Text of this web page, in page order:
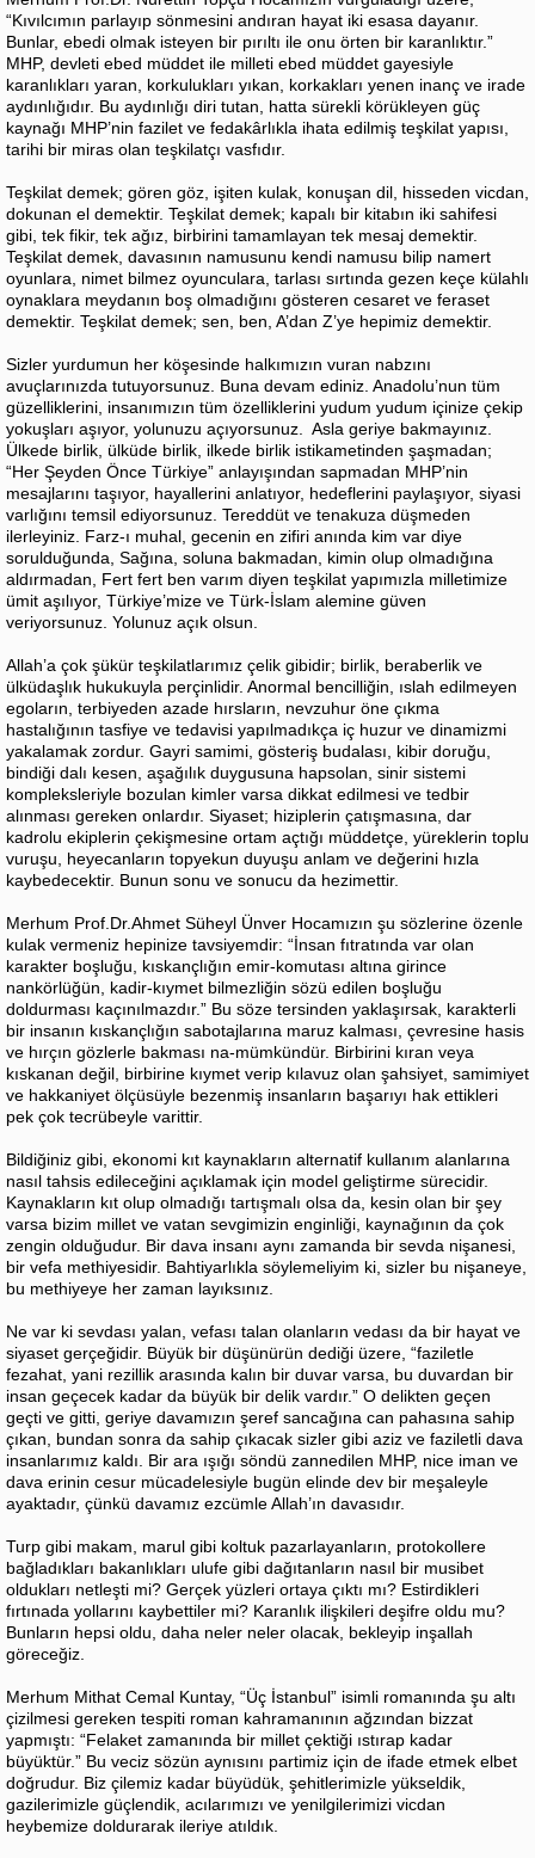
“Kıvılcımın parlayıp sönmesini andıran hayat iki esasa dayanır.
Bunlar, ebedi olmak isteyen bir pırıltı ile onu örten bir karanlıktır.”
MHP, devleti ebed müddet ile milleti ebed müddet gayesiyle
karanlıkları yaran, korkulukları yıkan, korkakları yenen inanç ve irade
aydınlığıdır. Bu aydınlığı diri tutan, hatta sürekli körükleyen güç
kaynağı MHP’nin fazilet ve fedakârlıkla ihata edilmiş teşkilat yapısı,
tarihi bir miras olan teşkilatçı vasfıdır.
Teşkilat demek; gören göz, işiten kulak, konuşan dil, hisseden vicdan,
dokunan el demektir. Teşkilat demek; kapalı bir kitabın iki sahifesi
gibi, tek fikir, tek ağız, birbirini tamamlayan tek mesaj demektir.
Teşkilat demek, davasının namusunu kendi namusu bilip namert
oyunlara, nimet bilmez oyunculara, tarlası sırtında gezen keçe külahlı
oynaklara meydanın boş olmadığını gösteren cesaret ve feraset
demektir. Teşkilat demek; sen, ben, A’dan Z’ye hepimiz demektir.
Sizler yurdumun her köşesinde halkımızın vuran nabzını
avuçlarınızda tutuyorsunuz. Buna devam ediniz. Anadolu’nun tüm
güzelliklerini, insanımızın tüm özelliklerini yudum yudum içinize çekip
yokuşları aşıyor, yolunuzu açıyorsunuz. Asla geriye bakmayınız.
Ülkede birlik, ülküde birlik, ilkede birlik istikametinden şaşmadan;
“Her Şeyden Önce Türkiye” anlayışından sapmadan MHP’nin
mesajlarını taşıyor, hayallerini anlatıyor, hedeflerini paylaşıyor, siyasi
varlığını temsil ediyorsunuz. Tereddüt ve tenakuza düşmeden
ilerleyiniz. Farz-ı muhal, gecenin en zifiri anında kim var diye
sorulduğunda, Sağına, soluna bakmadan, kimin olup olmadığına
aldırmadan, Fert fert ben varım diyen teşkilat yapımızla milletimize
ümit aşılıyor, Türkiye’mize ve Türk-İslam alemine güven
veriyorsunuz. Yolunuz açık olsun.
Allah’a çok şükür teşkilatlarımız çelik gibidir; birlik, beraberlik ve
ülküdaşlık hukukuyla perçinlidir. Anormal bencilliğin, ıslah edilmeyen
egoların, terbiyeden azade hırsların, nevzuhur öne çıkma
hastalığının tasfiye ve tedavisi yapılmadıkça iç huzur ve dinamizmi
yakalamak zordur. Gayri samimi, gösteriş budalası, kibir doruğu,
bindiği dalı kesen, aşağılık duygusuna hapsolan, sinir sistemi
kompleksleriyle bozulan kimler varsa dikkat edilmesi ve tedbir
alınması gereken onlardır. Siyaset; hiziplerin çatışmasına, dar
kadrolu ekiplerin çekişmesine ortam açtığı müddetçe, yüreklerin toplu
vuruşu, heyecanların topyekun duyuşu anlam ve değerini hızla
kaybedecektir. Bunun sonu ve sonucu da hezimettir.
Merhum Prof.Dr.Ahmet Süheyl Ünver Hocamızın şu sözlerine özenle
kulak vermeniz hepinize tavsiyemdir: “İnsan fıtratında var olan
karakter boşluğu, kıskançlığın emir-komutası altına girince
nankörlüğün, kadir-kıymet bilmezliğin sözü edilen boşluğu
doldurması kaçınılmazdır.” Bu söze tersinden yaklaşırsak, karakterli
bir insanın kıskançlığın sabotajlarına maruz kalması, çevresine hasis
ve hırçın gözlerle bakması na-mümkündür. Birbirini kıran veya
kıskanan değil, birbirine kıymet verip kılavuz olan şahsiyet, samimiyet
ve hakkaniyet ölçüsüyle bezenmiş insanların başarıyı hak ettikleri
pek çok tecrübeyle varittir.
Bildiğiniz gibi, ekonomi kıt kaynakların alternatif kullanım alanlarına
nasıl tahsis edileceğini açıklamak için model geliştirme sürecidir.
Kaynakların kıt olup olmadığı tartışmalı olsa da, kesin olan bir şey
varsa bizim millet ve vatan sevgimizin enginliği, kaynağının da çok
zengin olduğudur. Bir dava insanı aynı zamanda bir sevda nişanesi,
bir vefa methiyesidir. Bahtiyarlıkla söylemeliyim ki, sizler bu nişaneye,
bu methiyeye her zaman layıksınız.
Ne var ki sevdası yalan, vefası talan olanların vedası da bir hayat ve
siyaset gerçeğidir. Büyük bir düşünürün dediği üzere, “faziletle
fezahat, yani rezillik arasında kalın bir duvar varsa, bu duvardan bir
insan geçecek kadar da büyük bir delik vardır.” O delikten geçen
geçti ve gitti, geriye davamızın şeref sancağına can pahasına sahip
çıkan, bundan sonra da sahip çıkacak sizler gibi aziz ve faziletli dava
insanlarımız kaldı. Bir ara ışığı söndü zannedilen MHP, nice iman ve
dava erinin cesur mücadelesiyle bugün elinde dev bir meşaleyle
ayaktadır, çünkü davamız ezcümle Allah’ın davasıdır.
Turp gibi makam, marul gibi koltuk pazarlayanların, protokollere
bağladıkları bakanlıkları ulufe gibi dağıtanların nasıl bir musibet
oldukları netleşti mi? Gerçek yüzleri ortaya çıktı mı? Estirdikleri
fırtınada yollarını kaybettiler mi? Karanlık ilişkileri deşifre oldu mu?
Bunların hepsi oldu, daha neler neler olacak, bekleyip inşallah
göreceğiz.
Merhum Mithat Cemal Kuntay, “Üç İstanbul” isimli romanında şu altı
çizilmesi gereken tespiti roman kahramanının ağzından bizzat
yapmıştı: “Felaket zamanında bir millet çektiği ıstırap kadar
büyüktür.” Bu veciz sözün aynısını partimiz için de ifade etmek elbet
doğrudur. Biz çilemiz kadar büyüdük, şehitlerimizle yükseldik,
gazilerimizle güçlendik, acılarımızı ve yenilgilerimizi vicdan
heybemize doldurarak ileriye atıldık.